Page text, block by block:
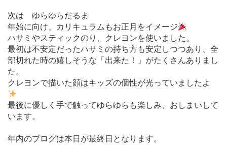
次は ゆらゆらだるま
年始に向け、カリキュラムもお正月をイメージ
ハサミやスティックのり、クレヨンを使いました。
最初は不安定だったハサミの持ち方も安定しつつあり、全
部切れた時の嬉しそうな「出来た！」がたくさんありまし
た。
クレヨンで描いた顔はキッズの個性が光っていましたよ
最後に優しく手で触ってゆらゆらも楽しみ、おしまいして
います。
年内のブログは本日が最終日となります。